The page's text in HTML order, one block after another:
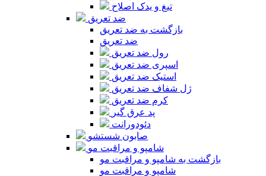
تیغ و یدک اصلاح
ضد تعریق
بازگشت به ضد تعریق
ضد تعریق
رول ضد تعریق
اسپری ضد تعریق
استیک ضد تعریق
ژل شفاف ضد تعریق
کرم ضد تعریق
پد عرق گیر
دئودورانت
صابون شستشو
شامپو و مراقبت مو
بازگشت به شامپو و مراقبت مو
شامپو و مراقبت مو